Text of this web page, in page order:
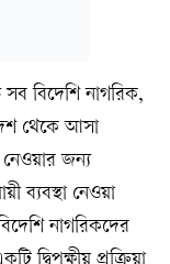
বিদেশি নাগরিক,
থেকে আসা
নেওয়ার জন্য
নেওয়া
নাগরিকদের